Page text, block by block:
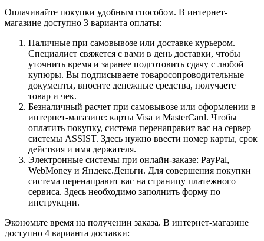
Оплачивайте покупки удобным способом. В интернет-
магазине доступно 3 варианта оплаты:
Наличные при самовывозе или доставке курьером.
Специалист свяжется с вами в день доставки, чтобы
уточнить время и заранее подготовить сдачу с любой
купюры. Вы подписываете товаросопроводительные
документы, вносите денежные средства, получаете
товар и чек.
Безналичный расчет при самовывозе или оформлении в
интернет-магазине: карты Visa и MasterCard. Чтобы
оплатить покупку, система перенаправит вас на сервер
системы ASSIST. Здесь нужно ввести номер карты, срок
действия и имя держателя.
Электронные системы при онлайн-заказе: PayPal,
WebMoney и Яндекс.Деньги. Для совершения покупки
система перенаправит вас на страницу платежного
сервиса. Здесь необходимо заполнить форму по
инструкции.
Экономьте время на получении заказа. В интернет-магазине
доступно 4 варианта доставки: